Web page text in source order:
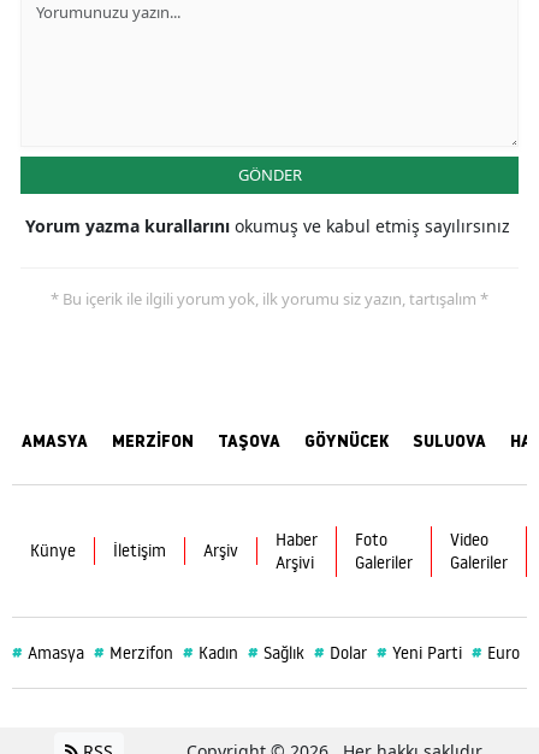
GÖNDER
Yorum yazma kurallarını okumuş ve kabul etmiş sayılırsınız
* Bu içerik ile ilgili yorum yok, ilk yorumu siz yazın, tartışalım *
AMASYA MERZİFON TAŞOVA GÖYNÜCEK SULUOVA
Künye İletişim Arşiv
Haber
Arşivi
Foto
Galeriler
Video
Galeriler
# Amasya # Merzifon # Kadın # Sağlık # Dolar # Yeni Parti # Euro